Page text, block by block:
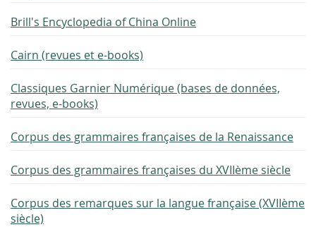
Brill's Encyclopedia of China Online
Cairn (revues et e-books)
Classiques Garnier Numérique (bases de données,
revues, e-books)
Corpus des grammaires françaises de la Renaissance
Corpus des grammaires françaises du XVIIème siècle
Corpus des remarques sur la langue française (XVIIème
siècle)